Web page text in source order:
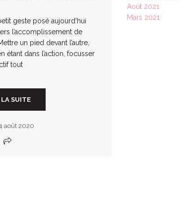
geste posé aujourd’hui
l’accomplissement de
un pied devant l’autre,
étant dans l’action, focusser
tout
LA SUITE
août 2020
Août 2021
Mars 2021